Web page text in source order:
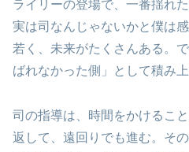
ライリーの登場で、一番揺れ
実は司なんじゃないかと僕は
若く、未来がたくさんある。
ばれなかった側」として積み
司の指導は、時間をかけるこ
返して、遠回りでも進む。そ